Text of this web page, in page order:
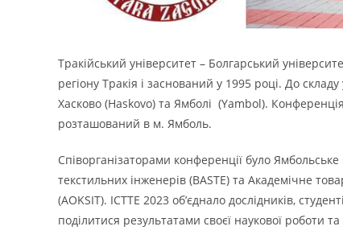
Тракійський університет – Болгарський
регіону Тракія і заснований у 1995 році. До
Хасково (Haskovo) та Ямболі (Yambol).
розташований в м. Ямболь.
Співорганізаторами конференції було Ямбольське
текстильних інженерів (BASTE) та Академічне
(AOKSIT). ICTTE 2023 об’єднало дослідників,
поділитися результатами своєї наукової роботи